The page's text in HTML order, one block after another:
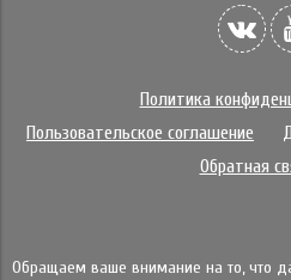
Политика
Пользовательское соглашение
Обратная
Обращаем ваше внимание на то, что